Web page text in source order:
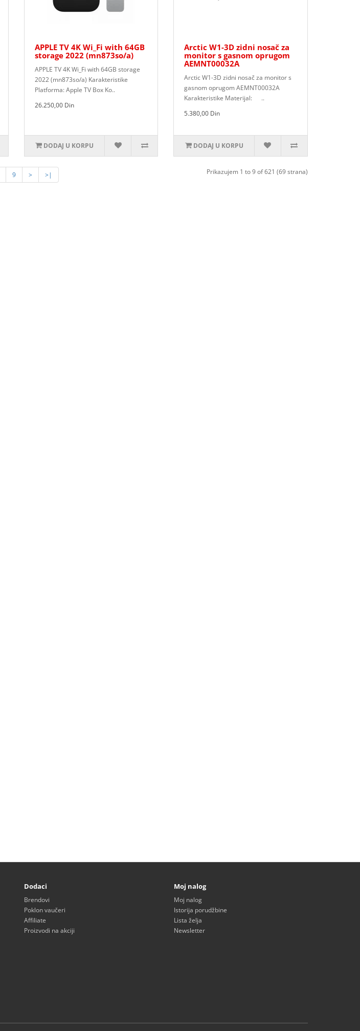
APPLE TV 4K Wi_Fi with 64GB
storage 2022 (mn873so/a)
APPLE TV 4K Wi_Fi with 64GB storage
2022 (mn873so/a) Karakteristike
Platforma: Apple TV Box Ko..
26.250,00 Din
DODAJ U KORPU
Arctic W1-3D zidni nosač za
monitor s gasnom oprugom
AEMNT00032A
Arctic W1-3D zidni nosač za monitor s
gasnom oprugom AEMNT00032A
Karakteristike Materijal: ..
5.380,00 Din
DODAJ U KORPU
9 > >| Prikazujem 1 to 9 of 621 (69 strana)
Dodaci
Brendovi
Poklon vaučeri
Affiliate
Proizvodi na akciji
Moj nalog
Moj nalog
Istorija porudžbine
Lista želja
Newsletter